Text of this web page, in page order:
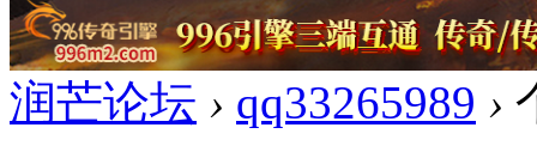
润芒论坛 › qq33265989 ›